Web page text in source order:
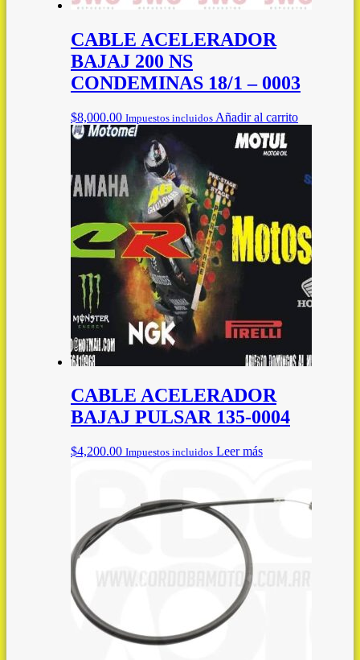
CABLE ACELERADOR
BAJAJ 200 NS
CONDEMINAS 18/1 – 0003
$8,000.00 Impuestos incluidos Añadir al carrito
CABLE ACELERADOR
BAJAJ PULSAR 135-0004
$4,200.00 Impuestos incluidos Leer más